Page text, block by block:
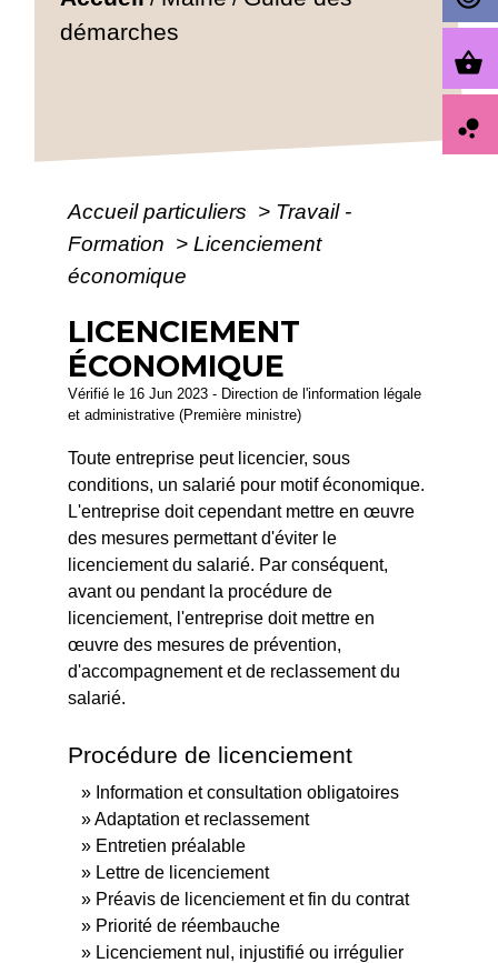
démarches
Accueil particuliers > Travail -
Formation > Licenciement
économique
LICENCIEMENT
ÉCONOMIQUE
Vérifié le 16 Jun 2023 - Direction de l'information légale
et administrative (Première ministre)
Toute entreprise peut licencier, sous
conditions, un salarié pour motif économique.
L'entreprise doit cependant mettre en œuvre
des mesures permettant d'éviter le
licenciement du salarié. Par conséquent,
avant ou pendant la procédure de
licenciement, l'entreprise doit mettre en
œuvre des mesures de prévention,
d'accompagnement et de reclassement du
salarié.
Procédure de licenciement
Information et consultation obligatoires
Adaptation et reclassement
Entretien préalable
Lettre de licenciement
Préavis de licenciement et fin du contrat
Priorité de réembauche
Licenciement nul, injustifié ou irrégulier
shopping_basket
bubble_chart